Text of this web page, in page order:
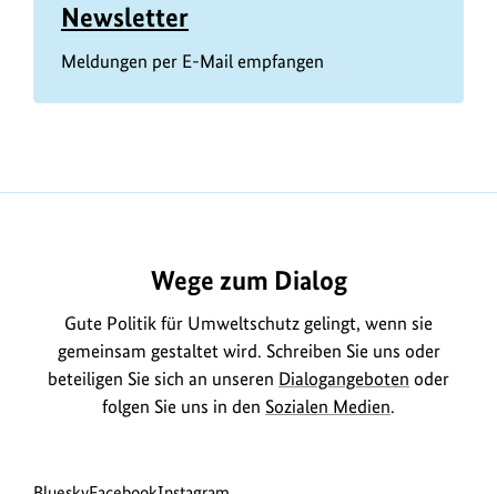
Newsletter
Meldungen per E-Mail empfangen
Wege zum Dialog
Gute Politik für Umweltschutz gelingt, wenn sie
gemeinsam gestaltet wird. Schreiben Sie uns oder
beteiligen Sie sich an unseren Dialogangeboten oder
folgen Sie uns in den Sozialen Medien.